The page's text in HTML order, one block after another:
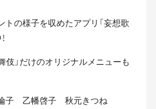
の様子を収めたアプリ「妄想歌
伎」だけのオリジナルメニューも
倫子 乙幡啓子 秋元きつね